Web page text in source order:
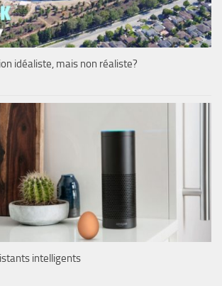
idéaliste, mais non réaliste?
intelligents